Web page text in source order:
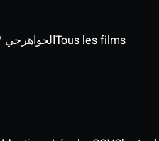
El Gawahergy / الجواهرجيTous les films